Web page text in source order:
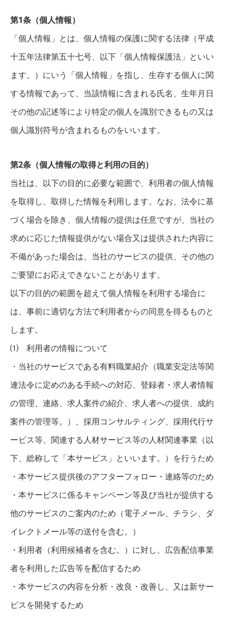
第1条（個人情報）
「個人情報」とは、個人情報の保護に関する法律（平成
十五年法律第五十七号、以下「個人情報保護法」といい
ます。）にいう「個人情報」を指し、生存する個人に関
する情報であって、当該情報に含まれる氏名、生年月日
その他の記述等により特定の個人を識別できるもの又は
個人識別符号が含まれるものをいいます。
第2条（個人情報の取得と利用の目的）
当社は、以下の目的に必要な範囲で、利用者の個人情報
を取得し、取得した情報を利用します。なお、法令に基
づく場合を除き、個人情報の提供は任意ですが、当社の
求めに応じた情報提供がない場合又は提供された内容に
不備があった場合は、当社のサービスの提供、その他の
ご要望にお応えできないことがあります。
以下の目的の範囲を超えて個人情報を利用する場合に
は、事前に適切な方法で利用者からの同意を得るものと
します。
⑴ 利用者の情報について
・当社のサービスである有料職業紹介（職業安定法等関
連法令に定めのある手続への対応、登録者・求人者情報
の管理、連絡、求人案件の紹介、求人者への提供、成約
案件の管理等。）、採用コンサルティング、採用代行サ
ービス等、関連する人材サービス等の人材関連事業（以
下、総称して「本サービス」といいます。）を行うため
・本サービス提供後のアフターフォロー・連絡等のため
・本サービスに係るキャンペーン等及び当社が提供する
他のサービスのご案内のため（電子メール、チラシ、ダ
イレクトメール等の送付を含む。）
・利用者（利用候補者を含む。）に対し、広告配信事業
者を利用した広告等を配信するため
・本サービスの内容を分析・改良・改善し、又は新サー
ビスを開発するため